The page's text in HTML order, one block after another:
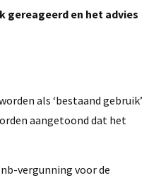
gereageerd en het advies
als ‘bestaand gebruik’
aangetoond dat het
vergunning voor de